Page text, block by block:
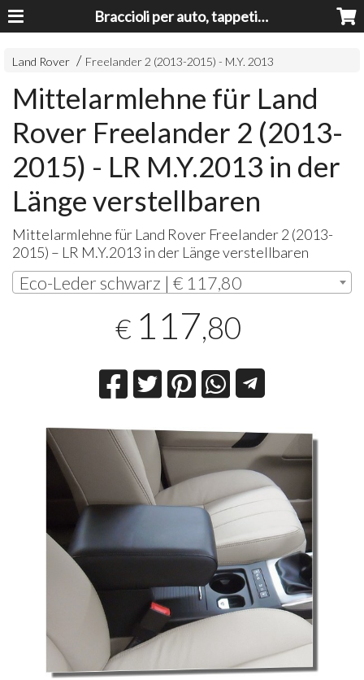
Braccioli per auto, tappeti auto, accessori auto MADE IN ITALY - Armrests, Mittelarmlehnen, Accoundoirs
Land Rover Freelander 2 (2013-2015) - M.Y. 2013
Mittelarmlehne für Land
Rover Freelander 2 (2013-
2015) - LR M.Y.2013 in der
Länge verstellbaren
Mittelarmlehne für Land Rover Freelander 2 (2013-
2015) – LR M.Y.2013 in der Länge verstellbaren
Eco-Leder schwarz | € 117,80
€ 117,80